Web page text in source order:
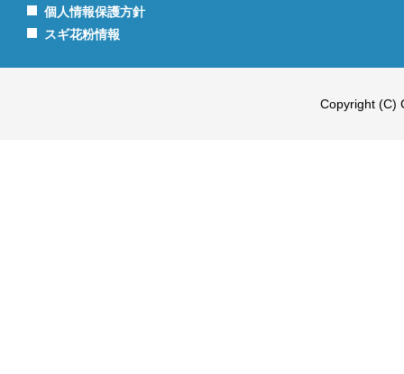
個人情報保護方針
スギ花粉情報
Copyright (C)